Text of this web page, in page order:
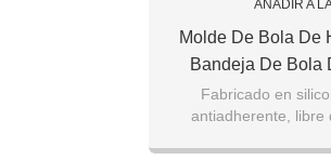
AÑADIR A
Molde De Bola De
Bandeja De Bola
Silicona Flexible
Bebida Fría,
Bola De
Fabricado en
antiadherente, libre